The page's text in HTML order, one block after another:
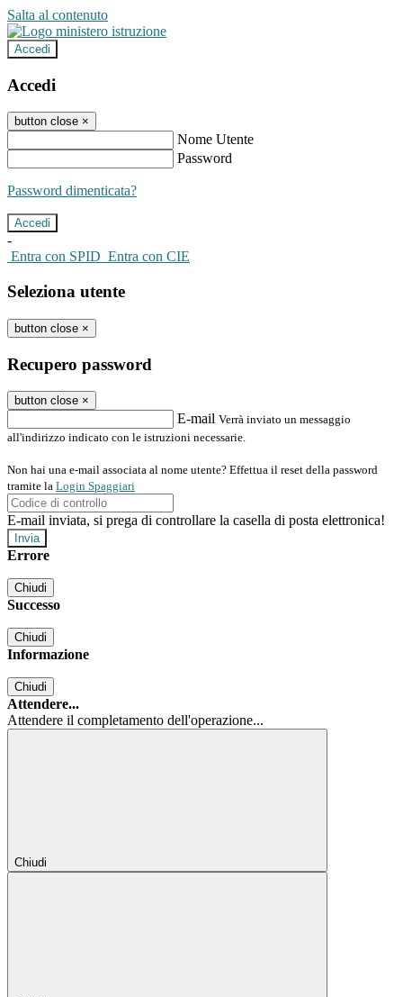
Salta al contenuto
Accedi
Accedi
button close ×
Nome Utente
Password
Password dimenticata?
-
Entra con SPID Entra con CIE
Seleziona utente
button close ×
Recupero password
button close ×
E-mail Verrà inviato un messaggio
all'indirizzo indicato con le istruzioni necessarie.
Non hai una e-mail associata al nome utente? Effettua il reset della password
tramite la Login Spaggiari
E-mail inviata, si prega di controllare la casella di posta elettronica!
Errore
Chiudi
Successo
Chiudi
Informazione
Chiudi
Attendere...
Attendere il completamento dell'operazione...
Chiudi